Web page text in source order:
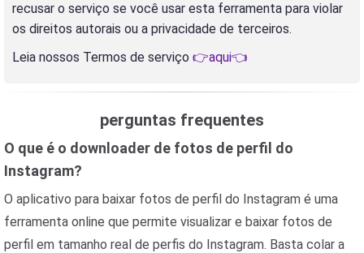
recusar o serviço se você usar esta ferramenta para violar
os direitos autorais ou a privacidade de terceiros.
Leia nossos Termos de serviço 👉aqui👈
perguntas frequentes
O que é o downloader de fotos de perfil do
Instagram?
O aplicativo para baixar fotos de perfil do Instagram é uma
ferramenta online que permite visualizar e baixar fotos de
perfil em tamanho real de perfis do Instagram. Basta colar a